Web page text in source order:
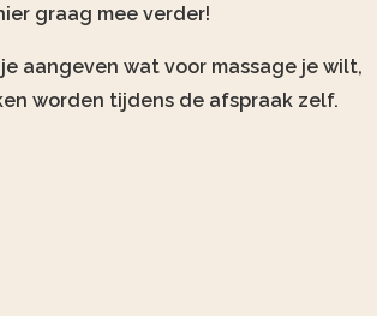
graag mee verder!
aangeven wat voor massage je wilt,
worden tijdens de afspraak zelf.